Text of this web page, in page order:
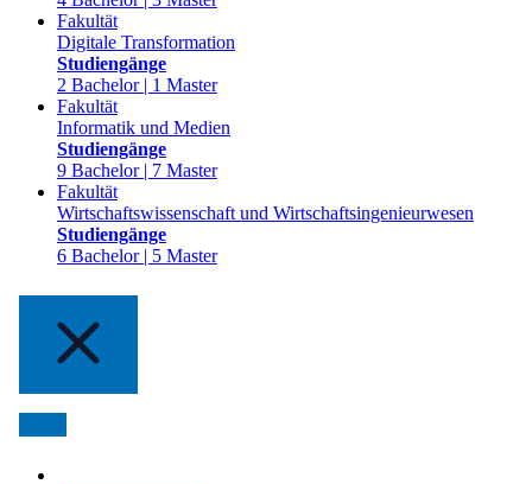
Fakultät
Digitale Transformation
Studiengänge
2 Bachelor | 1 Master
Fakultät
Informatik und Medien
Studiengänge
9 Bachelor | 7 Master
Fakultät
Wirtschaftswissenschaft und Wirtschaftsingenieurwesen
Studiengänge
6 Bachelor | 5 Master